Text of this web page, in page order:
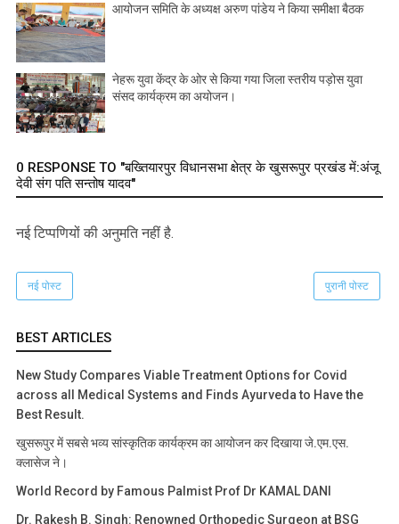
आयोजन समिति के अध्यक्ष अरुण पांडेय ने किया समीक्षा बैठक
नेहरू युवा केंद्र के ओर से किया गया जिला स्तरीय पड़ोस युवा
संसद कार्यक्रम का अयोजन।
0 RESPONSE TO "बख्तियारपुर विधानसभा क्षेत्र के खुसरूपुर प्रखंड में:अंजू
देवी संग पति सन्तोष यादव"
नई टिप्‍पणियों की अनुमति नहीं है.
नई पोस्ट पुरानी पोस्ट
BEST ARTICLES
New Study Compares Viable Treatment Options for Covid
across all Medical Systems and Finds Ayurveda to Have the
Best Result.
खुसरूपुर में सबसे भव्य सांस्कृतिक कार्यक्रम का आयोजन कर दिखाया जे.एम.एस.
क्लासेज ने।
World Record by Famous Palmist Prof Dr KAMAL DANI
Dr. Rakesh B. Singh: Renowned Orthopedic Surgeon at BSG